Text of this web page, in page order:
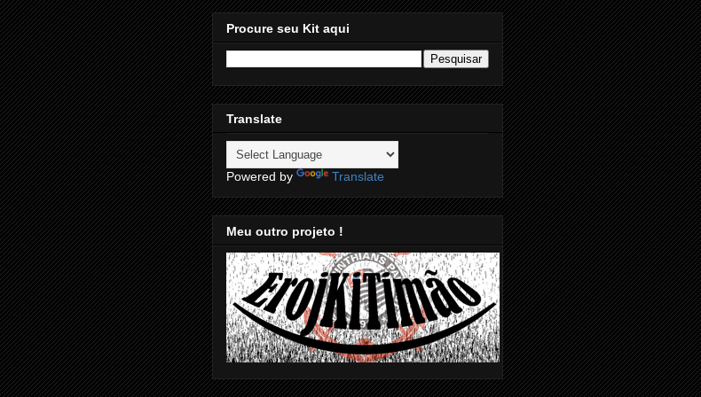
Procure seu Kit aqui
Translate
Powered by Translate
Meu outro projeto !